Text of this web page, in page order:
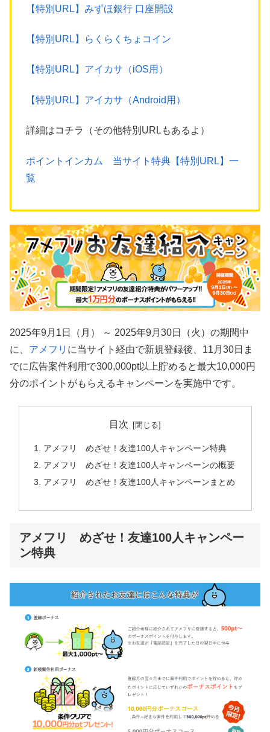
【特別URL】みずほ銀行 口座開設
【特別URL】らくらくちょコイン
【特別URL】アイカサ（iOS用）
【特別URL】アイカサ（Android用）
詳細はコチラ（その他特別URLもあるよ）
ポイントインカム 当サイト特典【特別URL】一
覧
2025年9月1日（月） ～ 2025年9月30日（火）の期間中
に、 アメフリ に当サイト経由で新規登録後、11月30日ま
でに広告案件利用で300,000pt以上貯めると最大10,000円
分のポイントがもらえるキャンペーンを実施中です。
目次
アメフリ めざせ！友達100人キャンペーン特典
アメフリ めざせ！友達100人キャンペーンの概要
アメフリ めざせ！友達100人キャンペーンまとめ
アメフリ めざせ！友達100人キャンペー
ン特典